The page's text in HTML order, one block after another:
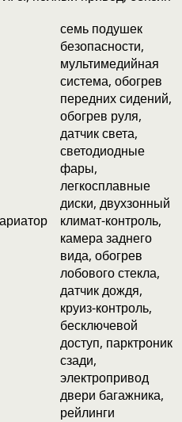
семь подушек
безопасности,
мультимедийная
система, обогрев
передних сидений,
обогрев руля,
датчик света,
светодиодные
фары,
легкосплавные
диски, двухзонный
климат-контроль,
камера заднего
вида, обогрев
лобового стекла,
датчик дождя,
круиз-контроль,
бесключевой
доступ, парктроник
сзади,
электропривод
двери багажника,
рейлинги